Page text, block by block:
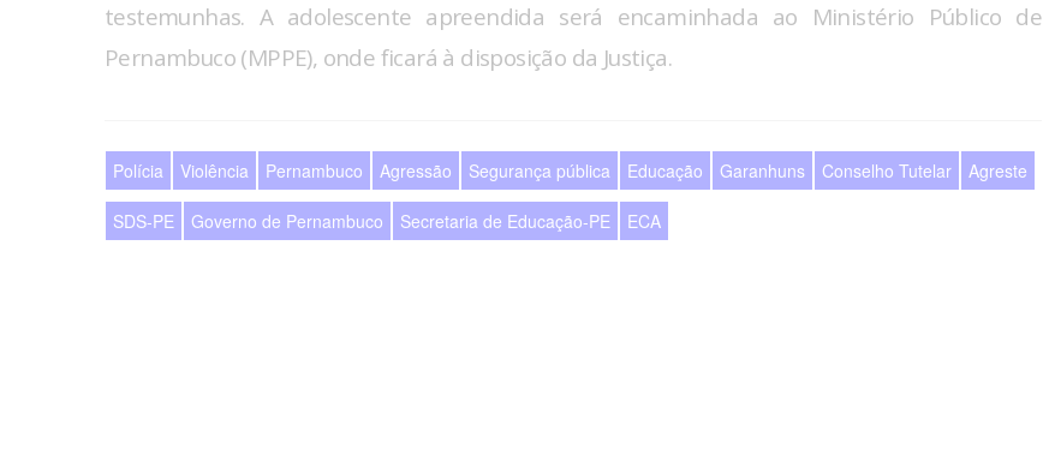
testemunhas. A adolescente apreendida será encaminhada ao Ministério Público de
Pernambuco (MPPE), onde ficará à disposição da Justiça.
Polícia Violência Pernambuco Agressão Segurança pública Educação Garanhuns Conselho Tutelar Agreste
SDS-PE Governo de Pernambuco Secretaria de Educação-PE ECA